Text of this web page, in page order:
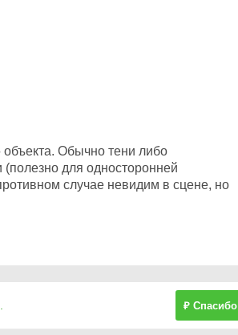
объекта. Обычно тени либо
для односторонней
случае невидим в сцене, но
₽ Спасибо